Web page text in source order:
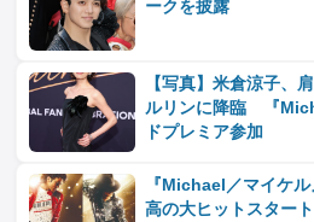
ークを披露
【写真】米倉涼子、
ルリンに降臨 『
ドプレミア参加
『Michael／マイケ
高の大ヒットスター